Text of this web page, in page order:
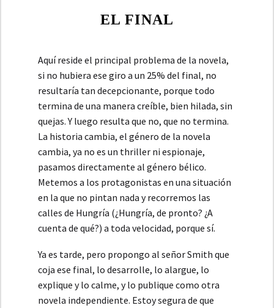
EL FINAL
Aquí reside el principal problema de la novela,
si no hubiera ese giro a un 25% del final, no
resultaría tan decepcionante, porque todo
termina de una manera creíble, bien hilada, sin
quejas. Y luego resulta que no, que no termina.
La historia cambia, el género de la novela
cambia, ya no es un thriller ni espionaje,
pasamos directamente al género bélico.
Metemos a los protagonistas en una situación
en la que no pintan nada y recorremos las
calles de Hungría (¿Hungría, de pronto? ¿A
cuenta de qué?) a toda velocidad, porque sí.
Ya es tarde, pero propongo al señor Smith que
coja ese final, lo desarrolle, lo alargue, lo
explique y lo calme, y lo publique como otra
novela independiente. Estoy segura de que